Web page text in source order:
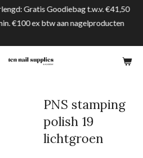
Gratis Goodiebag t.w.v. €41,50
€100 ex btw aan nagelproducten
PNS stamping
polish 19
lichtgroen